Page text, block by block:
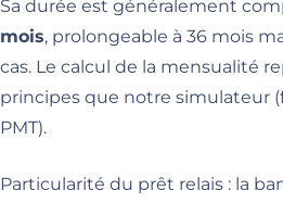
Sa durée est généralement
mois, prolongeable à 36 mois
cas. Le calcul de la mensualité
principes que notre simulateur
PMT).
Particularité du prêt relais : la